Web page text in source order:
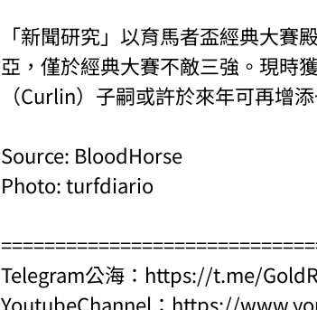
「新聞研究」以育馬者盃經典大
亞，僅於經典大賽不敵三強。現時
（Curlin）子嗣或許於來年可再增
Source: BloodHorse
Photo: turfdiario
Telegram公海： https://t.me/
YoutubeChannel： https://